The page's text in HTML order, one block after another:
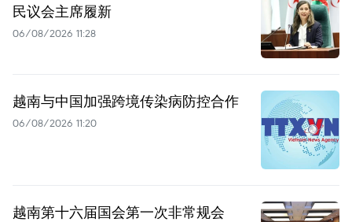
民议会主席履新
06/08/2026 11:28
越南与中国加强跨境传染病防控合作
06/08/2026 11:20
越南第十六届国会第一次非常规会